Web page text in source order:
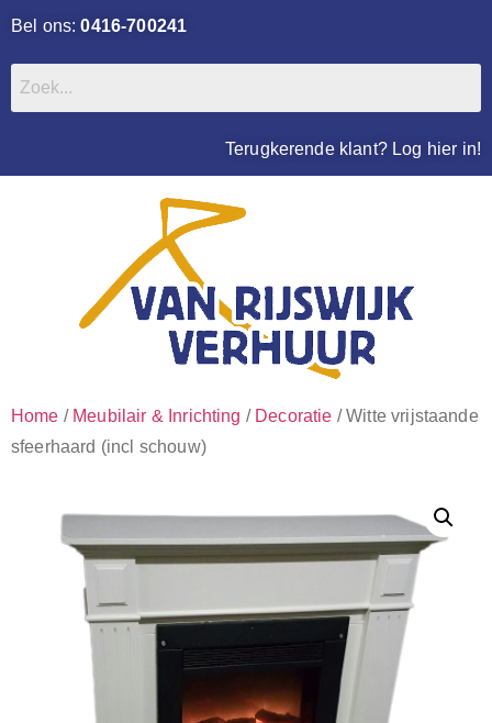
Bel ons:0416-700241
Terugkerende klant? Log hier in!
Home / Meubilair & Inrichting / Decoratie / Witte vrijstaande
sfeerhaard (incl schouw)